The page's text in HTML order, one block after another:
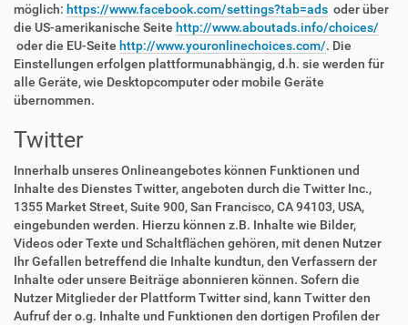
möglich: https://www.facebook.com/settings?tab=ads oder über
die US-amerikanische Seite http://www.aboutads.info/choices/
oder die EU-Seite http://www.youronlinechoices.com/. Die
Einstellungen erfolgen plattformunabhängig, d.h. sie werden für
alle Geräte, wie Desktopcomputer oder mobile Geräte
übernommen.
Twitter
Innerhalb unseres Onlineangebotes können Funktionen und
Inhalte des Dienstes Twitter, angeboten durch die Twitter Inc.,
1355 Market Street, Suite 900, San Francisco, CA 94103, USA,
eingebunden werden. Hierzu können z.B. Inhalte wie Bilder,
Videos oder Texte und Schaltflächen gehören, mit denen Nutzer
Ihr Gefallen betreffend die Inhalte kundtun, den Verfassern der
Inhalte oder unsere Beiträge abonnieren können. Sofern die
Nutzer Mitglieder der Plattform Twitter sind, kann Twitter den
Aufruf der o.g. Inhalte und Funktionen den dortigen Profilen der